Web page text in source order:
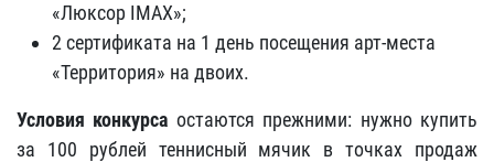
«Люксор IMAX»;
2 сертификата на 1 день посещения арт-места
«Территория» на двоих.
Условия конкурса остаются прежними: нужно купить
за 100 рублей теннисный мячик в точках продаж